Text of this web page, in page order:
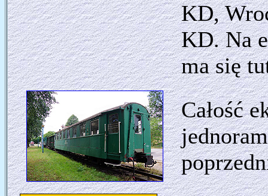
KD,
KD. Na
ma się
Całość